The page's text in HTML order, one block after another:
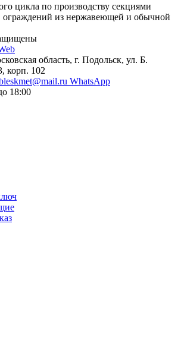
цикла по производству секциями
ограждений из нержавеющей и обычной
область, г. Подольск, ул. Б.
корп. 102
WhatsApp
18:00